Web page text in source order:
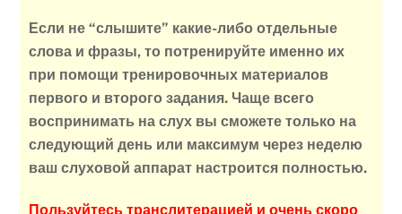
Если не “слышите” какие-либо отдельные
слова и фразы, то потренируйте именно их
при помощи тренировочных материалов
первого и второго задания. Чаще всего
воспринимать на слух вы сможете только на
следующий день или максимум через неделю
ваш слуховой аппарат настроится полностью.
Пользуйтесь транслитерацией и очень скоро